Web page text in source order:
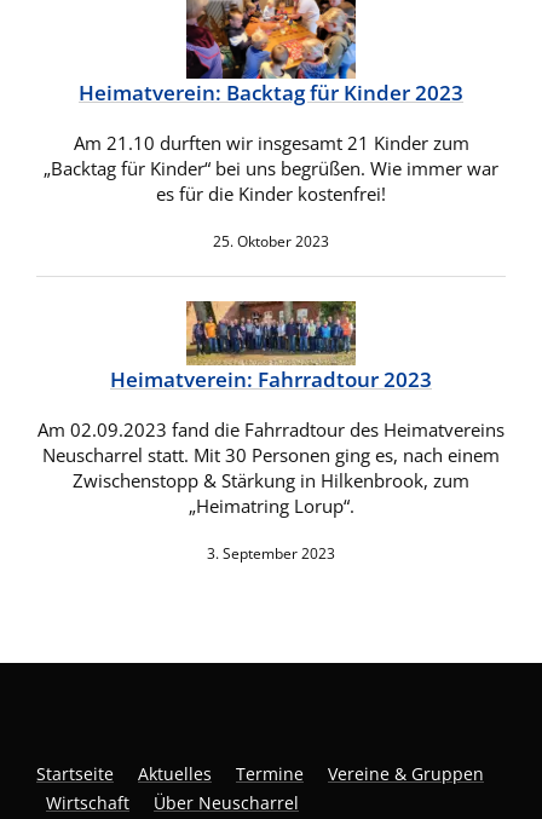
Heimatverein: Backtag für Kinder 2023
Am 21.10 durften wir insgesamt 21 Kinder zum
„Backtag für Kinder“ bei uns begrüßen. Wie immer war
es für die Kinder kostenfrei!
25. Oktober 2023
Heimatverein: Fahrradtour 2023
Am 02.09.2023 fand die Fahrradtour des Heimatvereins
Neuscharrel statt. Mit 30 Personen ging es, nach einem
Zwischenstopp & Stärkung in Hilkenbrook, zum
„Heimatring Lorup“.
3. September 2023
Startseite Aktuelles Termine
Vereine & Gruppen
Wirtschaft
Über Neuscharrel